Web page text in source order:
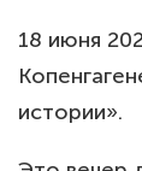
18 июня
истории».